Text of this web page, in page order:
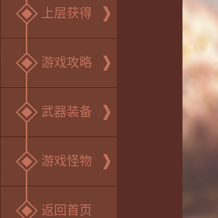
上层获得
游戏攻略
武器装备
游戏怪物
返回首页